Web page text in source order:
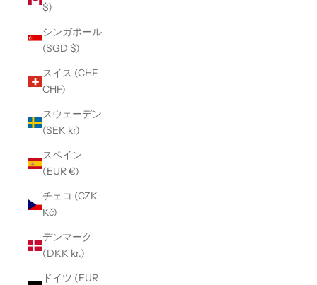
$)
シンガポール
(SGD $)
スイス (CHF
CHF)
スウェーデン
(SEK kr)
スペイン
(EUR €)
チェコ (CZK
Kč)
デンマーク
(DKK kr.)
ドイツ (EUR